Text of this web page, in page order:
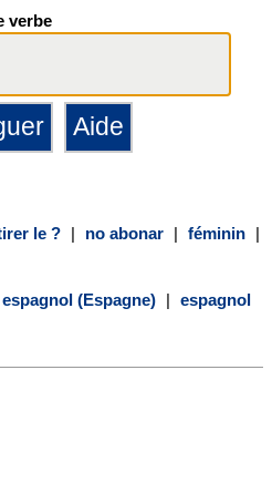
verbe
le ? | no abonar | féminin |
espagnol (Espagne) | espagnol